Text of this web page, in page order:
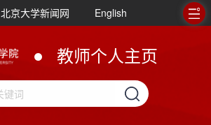
北京大学新闻网 English
教师个人主页